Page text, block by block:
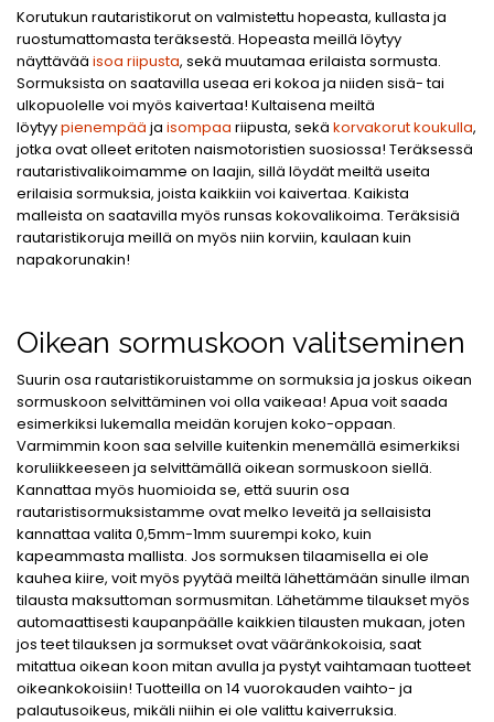
Korutukun rautaristikorut on valmistettu hopeasta, kullasta ja
ruostumattomasta teräksestä. Hopeasta meillä löytyy
näyttävää isoa riipusta, sekä muutamaa erilaista sormusta.
Sormuksista on saatavilla useaa eri kokoa ja niiden sisä- tai
ulkopuolelle voi myös kaivertaa! Kultaisena meiltä
löytyypienempää ja isompaa riipusta, sekä korvakorut koukulla,
jotka ovat olleet eritoten naismotoristien suosiossa! Teräksessä
rautaristivalikoimamme on laajin, sillä löydät meiltä useita
erilaisia sormuksia, joista kaikkiin voi kaivertaa. Kaikista
malleista on saatavilla myös runsas kokovalikoima. Teräksisiä
rautaristikoruja meillä on myös niin korviin, kaulaan kuin
napakorunakin!
Oikean sormuskoon valitseminen
Suurin osa rautaristikoruistamme on sormuksia ja joskus oikean
sormuskoon selvittäminen voi olla vaikeaa! Apua voit saada
esimerkiksi lukemalla meidän korujen koko-oppaan.
Varmimmin koon saa selville kuitenkin menemällä esimerkiksi
koruliikkeeseen ja selvittämällä oikean sormuskoon siellä.
Kannattaa myös huomioida se, että suurin osa
rautaristisormuksistamme ovat melko leveitä ja sellaisista
kannattaa valita 0,5mm-1mm suurempi koko, kuin
kapeammasta mallista. Jos sormuksen tilaamisella ei ole
kauhea kiire, voit myös pyytää meiltä lähettämään sinulle ilman
tilausta maksuttoman sormusmitan. Lähetämme tilaukset myös
automaattisesti kaupanpäälle kaikkien tilausten mukaan, joten
jos teet tilauksen ja sormukset ovat vääränkokoisia, saat
mitattua oikean koon mitan avulla ja pystyt vaihtamaan tuotteet
oikeankokoisiin! Tuotteilla on 14 vuorokauden vaihto- ja
palautusoikeus, mikäli niihin ei ole valittu kaiverruksia.